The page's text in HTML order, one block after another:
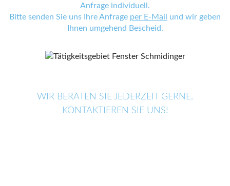
Anfrage individuell.
Bitte senden Sie uns Ihre Anfrage per E-Mail
und wir geben
Ihnen umgehend Bescheid.
WIR BERATEN SIE JEDERZEIT GERNE.
KONTAKTIEREN SIE UNS!